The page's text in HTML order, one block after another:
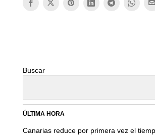
Buscar
ÚLTIMA HORA
Canarias reduce por primera vez el